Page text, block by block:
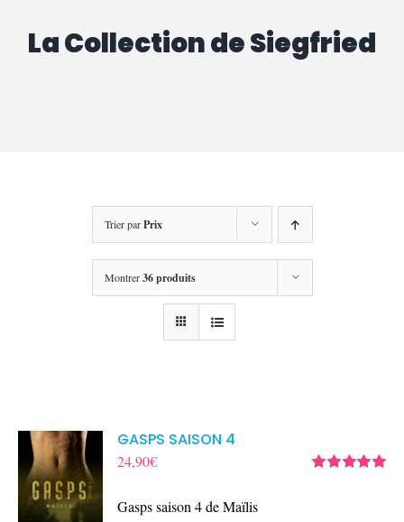
La Collection de Siegfried
Trier parPrix
Montrer36 produits
GASPS SAISON 4
24,90€
Gasps saison 4 de Maïlis